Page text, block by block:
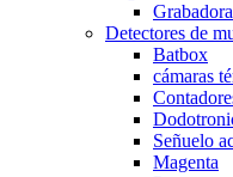
Detectores de
Batbox
cámaras
Señuelo
Magenta